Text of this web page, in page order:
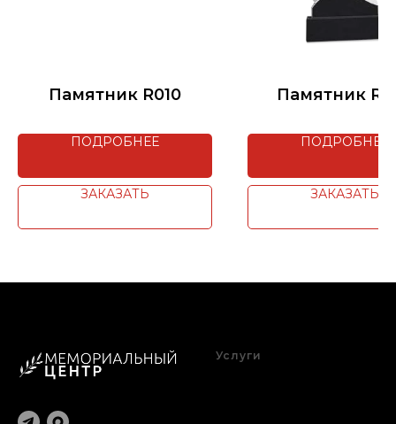
Памятник R010
ПОДРОБНЕЕ
ЗАКАЗАТЬ
Памятник
ПОДРОБНЕЕ
ЗАКАЗАТЬ
Услуги